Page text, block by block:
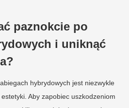
paznokcie po
i uniknąć
hybrydowych jest niezwykle
Aby zapobiec uszkodzeniom